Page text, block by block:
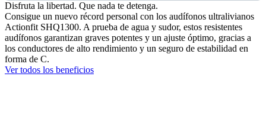
Disfruta la libertad. Que nada te detenga.
Consigue un nuevo récord personal con los audífonos ultralivianos
Actionfit SHQ1300. A prueba de agua y sudor, estos resistentes
audífonos garantizan graves potentes y un ajuste óptimo, gracias a
los conductores de alto rendimiento y un seguro de estabilidad en
forma de C.
Ver todos los beneficios